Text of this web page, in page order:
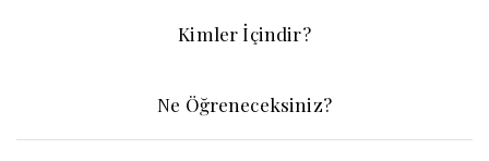
Kimler İçindir?
Ne Öğreneceksiniz?